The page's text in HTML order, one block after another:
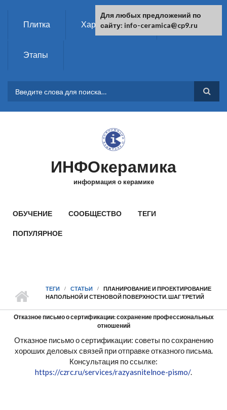
Перейти к основному содержанию
Плитка Характеристики Химия
Этапы
ФОРМА ПОИСКА
ИНФОкерамика
информация о керамике
ОБУЧЕНИЕ СООБЩЕСТВО ТЕГИ
ПОПУЛЯРНОЕ
ТЕГИ СТАТЬИ
ПЛАНИРОВАНИЕ И ПРОЕКТИРОВАНИЕ
НАПОЛЬНОЙ И СТЕНОВОЙ ПОВЕРХНОСТИ. ШАГ ТРЕТИЙ
Отказное письмо о сертификации: сохранение профессиональных
отношений
Отказное письмо о сертификации: советы по сохранению
хороших деловых связей при отправке отказного письма.
Консультация по ссылке:
https://czrc.ru/services/razyasnitelnoe-pismo/.
Для любых предложений по
сайту: info-ceramica@cp9.ru